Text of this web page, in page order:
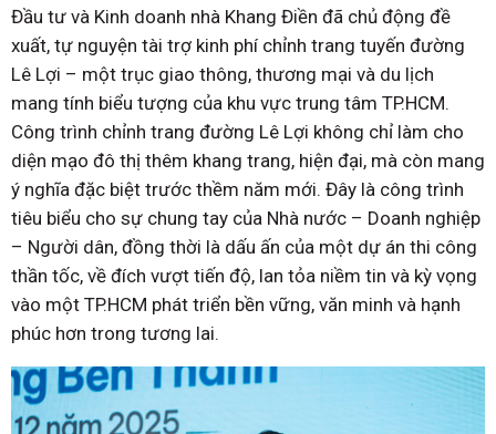
Đầu tư và Kinh doanh nhà Khang Điền đã chủ động đề
xuất, tự nguyện tài trợ kinh phí chỉnh trang tuyến đường
Lê Lợi – một trục giao thông, thương mại và du lịch
mang tính biểu tượng của khu vực trung tâm TP.HCM.
Công trình chỉnh trang đường Lê Lợi không chỉ làm cho
diện mạo đô thị thêm khang trang, hiện đại, mà còn mang
ý nghĩa đặc biệt trước thềm năm mới. Đây là công trình
tiêu biểu cho sự chung tay của Nhà nước – Doanh nghiệp
– Người dân, đồng thời là dấu ấn của một dự án thi công
thần tốc, về đích vượt tiến độ, lan tỏa niềm tin và kỳ vọng
vào một TP.HCM phát triển bền vững, văn minh và hạnh
phúc hơn trong tương lai.